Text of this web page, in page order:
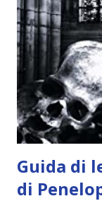
per avvertili che
credono e che
Rafael. A quelle
chiesetta. Lì
ma questa volta ...
Guida di
di